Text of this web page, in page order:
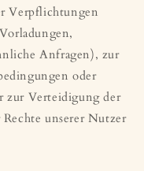
Verpflichtungen
Anfragen), zur
oder
zur Verteidigung der
unserer Nutzer